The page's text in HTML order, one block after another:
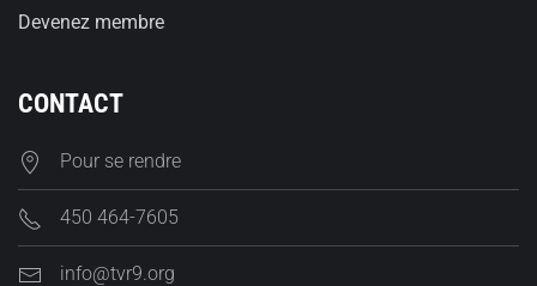
Devenez membre
CONTACT
Pour se rendre
450 464-7605
info@tvr9.org